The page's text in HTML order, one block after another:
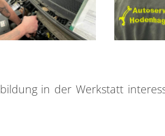
in der Werkstatt